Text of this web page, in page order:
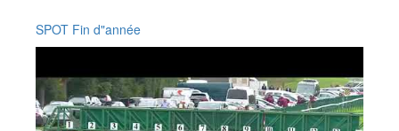
SPOT Fin d"année